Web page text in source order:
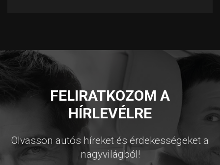
FELIRATKOZOM A
HÍRLEVÉLRE
Olvasson autós híreket és érdekességeket a
nagyvilágból!